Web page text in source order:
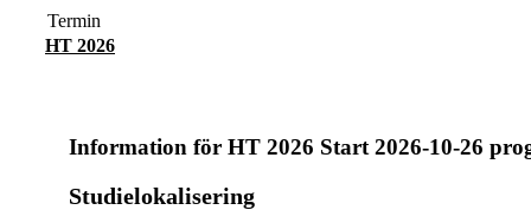
Termin
HT 2026
Information för HT 2026 Start 2026-10-26
Studielokalisering